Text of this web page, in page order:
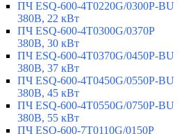
ПЧ ESQ-600-4T0220G/0300P-BU
380В, 22 кВт
ПЧ ESQ-600-4T0300G/0370P
380В, 30 кВт
ПЧ ESQ-600-4T0370G/0450P-BU
380В, 37 кВт
ПЧ ESQ-600-4T0450G/0550P-BU
380В, 45 кВт
ПЧ ESQ-600-4T0550G/0750P-BU
380В, 55 кВт
ПЧ ESQ-600-7T0110G/0150P